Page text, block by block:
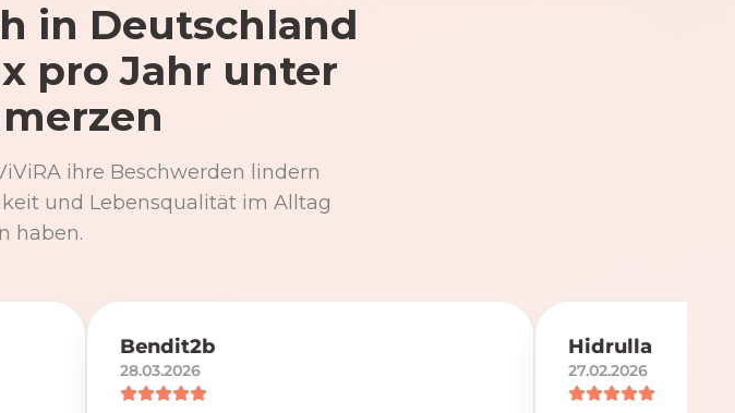
in Deutschland
pro Jahr unter
ihre Beschwerden lindern
und Lebensqualität im Alltag
haben.
Bendit2b
28.03.2026
Hidrulla
27.02.2026